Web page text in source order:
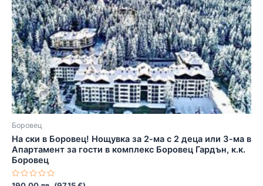
Боровец
На ски в Боровец! Нощувка за 2-ма с 2 деца или 3-ма в
Апартамент за гости в комплекс Боровец Гардън, к.к.
Боровец
Оценено